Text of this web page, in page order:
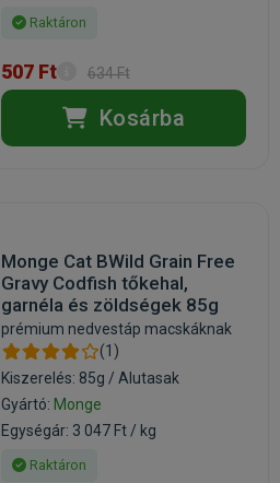
Raktáron
507 Ft 634 Ft
Kosárba
Monge Cat BWild Grain Free
Gravy Codfish tőkehal,
garnéla és zöldségek 85g
prémium nedvestáp macskáknak
(1)
Kiszerelés: 85g / Alutasak
Gyártó: Monge
Egységár: 3 047 Ft / kg
Raktáron